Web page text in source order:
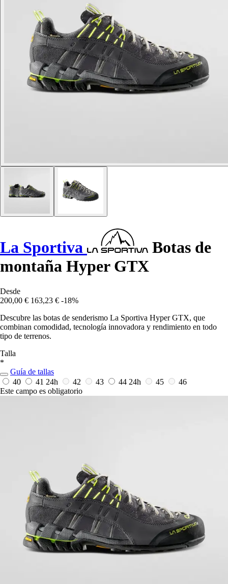
La Sportiva
Botas de
montaña Hyper GTX
Desde
200,00 € 163,23 € -18%
Descubre las botas de senderismo La Sportiva Hyper GTX, que
combinan comodidad, tecnología innovadora y rendimiento en todo
tipo de terrenos.
Talla
*
Guía de tallas
40
41 24h 42 43 44 24h 45
46
Este campo es obligatorio